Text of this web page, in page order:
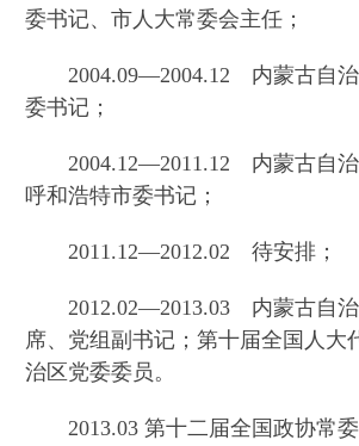
委书记、市人大常委会主任；
2004.09—2004.12 内蒙古自治
委书记；
2004.12—2011.12 内蒙古自治
呼和浩特市委书记；
2011.12—2012.02 待安排；
2012.02—2013.03 内蒙古自治
席、党组副书记；第十届全国人大
治区党委委员。
2013.03 第十二届全国政协常委